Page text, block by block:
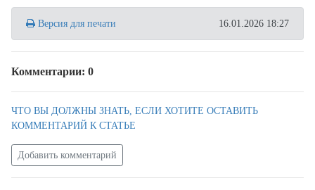
Версия для печати 16.01.2026 18:27
Комментарии: 0
ЧТО ВЫ ДОЛЖНЫ ЗНАТЬ, ЕСЛИ ХОТИТЕ ОСТАВИТЬ
КОММЕНТАРИЙ К СТАТЬЕ
Добавить комментарий